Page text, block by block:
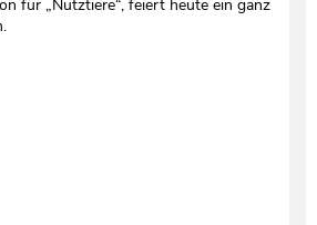
für „Nutztiere“, feiert heute ein ganz